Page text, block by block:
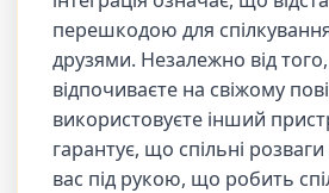
перешкодою для
друзями. Незалежно від
відпочиваєте на свіжому
використовуєте інший
гарантує, що спільні
вас під рукою, що робить